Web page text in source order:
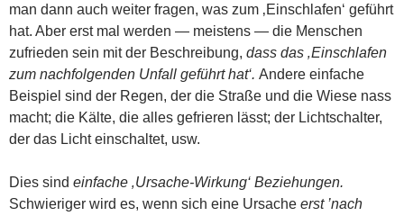
man dann auch weiter fragen, was zum ‚Einschlafen‘ geführt
hat. Aber erst mal werden — meistens — die Menschen
zufrieden sein mit der Beschreibung, dass das ‚Einschlafen
zum nachfolgenden Unfall geführt hat‘. Andere einfache
Beispiel sind der Regen, der die Straße und die Wiese nass
macht; die Kälte, die alles gefrieren lässt; der Lichtschalter,
der das Licht einschaltet, usw.
Dies sind einfache ‚Ursache-Wirkung‘ Beziehungen.
Schwieriger wird es, wenn sich eine Ursache erst ’nach